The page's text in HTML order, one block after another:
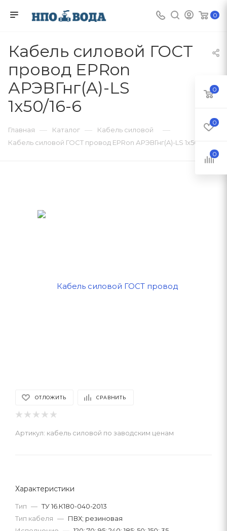
0
Кабель силовой ГОСТ
провод EPRon
АРЭВГнг(A)-LS
1x50/16-6
Главная — Каталог — Кабель силовой —
Кабель силовой ГОСТ провод EPRon АРЭВГнг(A)-LS 1x50/16-6
ОТЛОЖИТЬ СРАВНИТЬ
Артикул: кабель силовой по заводским ценам
Характеристики
Тип — ТУ 16.К180-040-2013
Тип кабеля — ПВХ; резиновая
0
0
0